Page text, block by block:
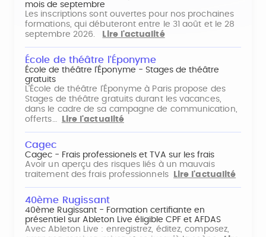
mois de septembre
Les inscriptions sont ouvertes pour nos prochaines
formations, qui débuteront entre le 31 août et le 28
septembre 2026.
Lire l'actualité
École de théâtre l'Éponyme
École de théâtre l'Éponyme - Stages de théâtre
gratuits
L'École de théâtre l'Éponyme à Paris propose des
Stages de théâtre gratuits durant les vacances,
dans le cadre de sa campagne de communication,
offerts…
Lire l'actualité
Cagec
Cagec - Frais professionels et TVA sur les frais
Avoir un aperçu des risques liés à un mauvais
traitement des frais professionnels
Lire l'actualité
40ème Rugissant
40ème Rugissant - Formation certifiante en
présentiel sur Ableton Live éligible CPF et AFDAS
Avec Ableton Live : enregistrez, éditez, composez,